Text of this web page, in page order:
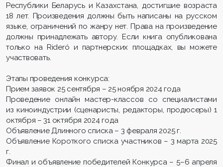
Республики Беларусь и Казахстана, достигшие возраста
18 лет. Произведения должны быть написаны на русском
языке, ограничений по жанру нет. Права на произведение
должны принадлежать автору. Если книга опубликована
только на Rideró и партнерских площадках, вы можете
участвовать.
Этапы проведения конкурса:
Прием заявок 25 сентября – 25 ноября 2024 года
Проведение онлайн мастер-классов со специалистами
из киноиндустрии (сценаристы, редакторы, продюсеры) 1
октября – 31 октября 2024 года
Объявление Длинного списка – 3 февраля 2025 г.
Объявление Короткого списка участников – 3 марта 2025
г.
Финал и объявление победителей Конкурса – 5–6 апреля